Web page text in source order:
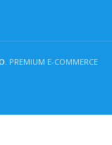
. PREMIUM E-COMMERCE